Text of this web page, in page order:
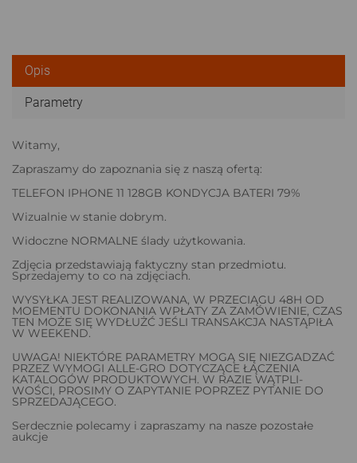
Opis
Parametry
Witamy,
Zapraszamy do zapoznania się z naszą ofertą:
TELEFON IPHONE 11 128GB KONDYCJA BATERI 79%
Wizualnie w stanie dobrym.
Widoczne NORMALNE ślady użytkowania.
Zdjęcia przedstawiają faktyczny stan przedmiotu.
Sprzedajemy to co na zdjęciach.
WYSYŁKA JEST REALIZOWANA, W PRZECIĄGU 48H OD
MOEMENTU DOKONANIA WPŁATY ZA ZAMÓWIENIE, CZAS
TEN MOŻE SIĘ WYDŁUŻĆ JEŚLI TRANSAKCJA NASTĄPIŁA
W WEEKEND.
UWAGA! NIEKTÓRE PARAMETRY MOGĄ SIĘ NIEZGADZAĆ
PRZEZ WYMOGI ALLE-GRO DOTYCZĄCE ŁĄCZENIA
KATALOGÓW PRODUKTOWYCH. W RAZIE WĄTPLI-
WOŚCI, PROSIMY O ZAPYTANIE POPRZEZ PYTANIE DO
SPRZEDAJĄCEGO.
Serdecznie polecamy i zapraszamy na nasze pozostałe
aukcje